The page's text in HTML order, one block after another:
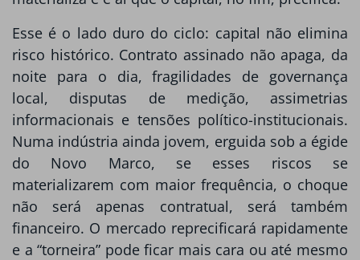
Esse é o lado duro do ciclo: capital não elimina
risco histórico. Contrato assinado não apaga, da
noite para o dia, fragilidades de governança
local, disputas de medição, assimetrias
informacionais e tensões político-institucionais.
Numa indústria ainda jovem, erguida sob a égide
do Novo Marco, se esses riscos se
materializarem com maior frequência, o choque
não será apenas contratual, será também
financeiro. O mercado reprecificará rapidamente
e a “torneira” pode ficar mais cara ou até mesmo